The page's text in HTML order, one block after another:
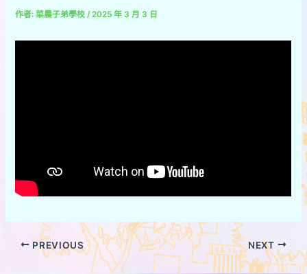
作者:菜農子弟學校/2025 年 3 月 3 日
PREVIOUS NEXT